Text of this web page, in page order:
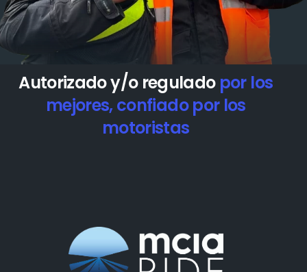
Autorizado y/o regulado por los
mejores, confiado por los
motoristas